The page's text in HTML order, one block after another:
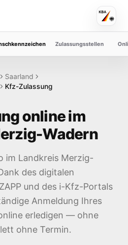
Zulassungsstellen
Saarland
Kfz-Zulassung
online im
Wadern
im Landkreis Merzig-
des digitalen
und des i-Kfz-Portals
Anmeldung Ihres
erledigen — ohne
ohne Termin.